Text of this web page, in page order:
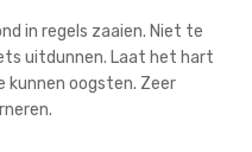
in regels zaaien. Niet te
uitdunnen. Laat het hart
oogsten. Zeer